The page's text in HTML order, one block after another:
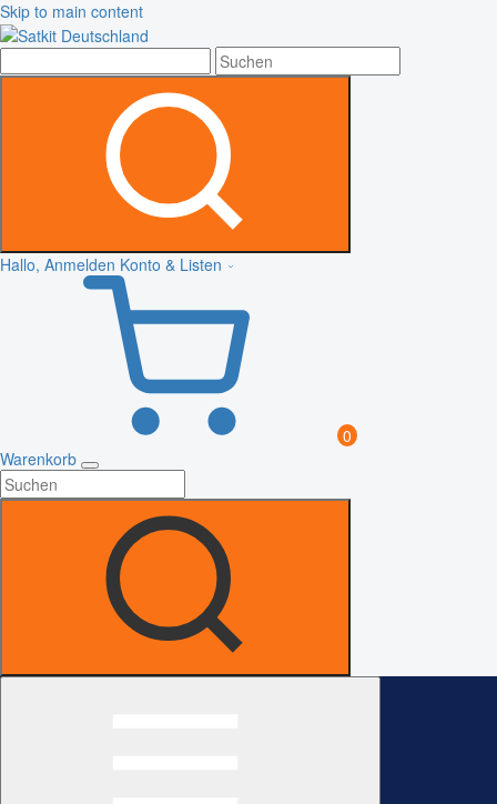
Skip to main content
Hallo, Anmelden Konto & Listen
0
Warenkorb